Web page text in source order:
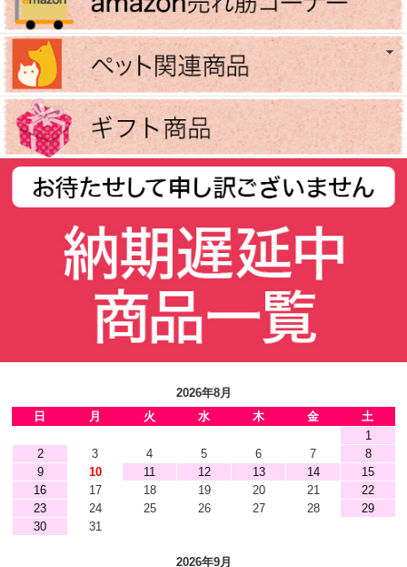
2026年8月
日
月 火 水 木 金
土
1
2
3 4 5 6 7
8
9
10 11 12 13 14
15
16
17 18 19 20 21
22
23
24 25 26 27 28
29
30
31
2026年9月